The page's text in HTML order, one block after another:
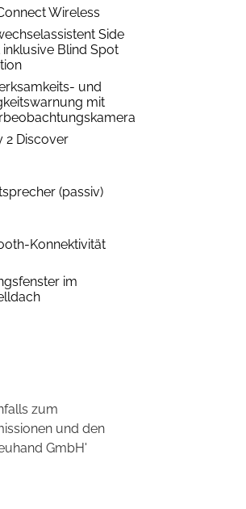
Wireless
Side
inklusive Blind Spot
und
mit
2 Discover
(passiv)
Konnektivität
im
zum
und den
GmbH'